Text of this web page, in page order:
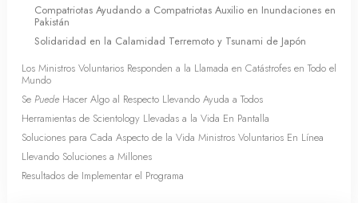
Compatriotas Ayudando a Compatriotas Auxilio en Inundaciones en
Pakistán
Solidaridad en la Calamidad Terremoto y Tsunami de Japón
Los Ministros Voluntarios Responden a la Llamada en Catástrofes en Todo el
Mundo
Se Puede Hacer Algo al Respecto Llevando Ayuda a Todos
Herramientas de Scientology Llevadas a la Vida En Pantalla
Soluciones para Cada Aspecto de la Vida Ministros Voluntarios En Línea
Llevando Soluciones a Millones
Resultados de Implementar el Programa